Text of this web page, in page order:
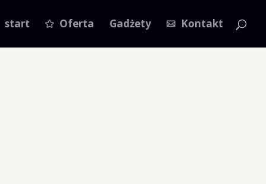
start Oferta Gadżety Kontakt